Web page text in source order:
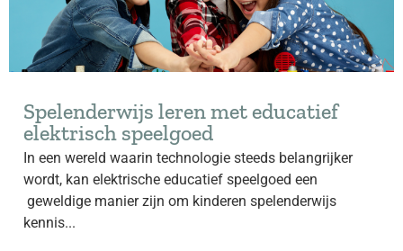
Spelenderwijs leren met educatief
elektrisch speelgoed
In een wereld waarin technologie steeds belangrijker
wordt, kan elektrische educatief speelgoed een
geweldige manier zijn om kinderen spelenderwijs
kennis...